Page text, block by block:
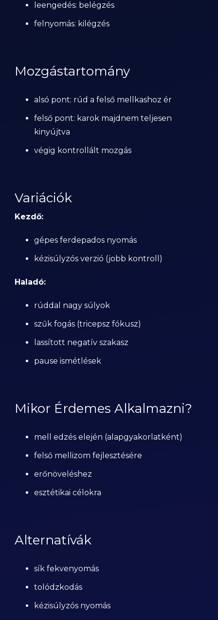
leengedés: belégzés
felnyomás: kilégzés
Mozgástartomány
alsó pont: rúd a felső mellkashoz ér
felső pont: karok majdnem teljesen
kinyújtva
végig kontrollált mozgás
Variációk
Kezdő:
gépes ferdepados nyomás
kézisúlyzós verzió (jobb kontroll)
Haladó:
rúddal nagy súlyok
szűk fogás (tricepsz fókusz)
lassított negatív szakasz
pause ismétlések
Mikor Érdemes Alkalmazni?
mell edzés elején (alapgyakorlatként)
felső mellizom fejlesztésére
erőnöveléshez
esztétikai célokra
Alternatívák
sík fekvenyomás
tolódzkodás
kézisúlyzós nyomás